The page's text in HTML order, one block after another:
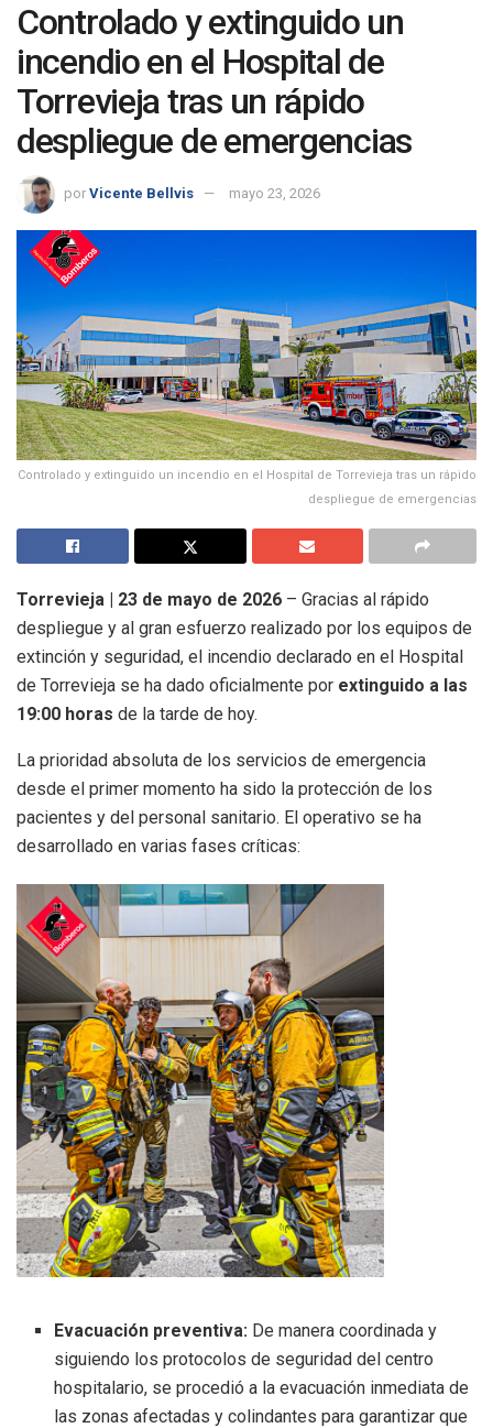
Controlado y extinguido un
incendio en el Hospital de
Torrevieja tras un rápido
despliegue de emergencias
por Vicente Bellvis mayo 23, 2026
Controlado y extinguido un incendio en el Hospital de Torrevieja tras un rápido
despliegue de emergencias
Torrevieja | 23 de mayo de 2026 – Gracias al rápido
despliegue y al gran esfuerzo realizado por los equipos de
extinción y seguridad, el incendio declarado en el Hospital
de Torrevieja se ha dado oficialmente por extinguido a las
19:00 horas de la tarde de hoy.
La prioridad absoluta de los servicios de emergencia
desde el primer momento ha sido la protección de los
pacientes y del personal sanitario. El operativo se ha
desarrollado en varias fases críticas:
Evacuación preventiva: De manera coordinada y
siguiendo los protocolos de seguridad del centro
hospitalario, se procedió a la evacuación inmediata de
las zonas afectadas y colindantes para garantizar que